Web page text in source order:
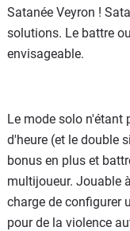
Satanée Veyron !
solutions. Le battre
envisageable.
Le mode solo n'étant
d'heure (et le double
bonus en plus et
multijoueur. Jouable
charge de configurer
pour de la violence